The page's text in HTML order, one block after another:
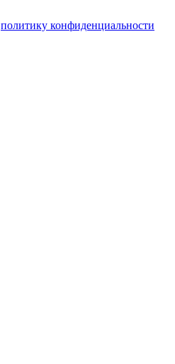
политику конфиденциальности